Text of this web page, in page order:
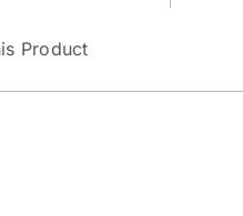
Product